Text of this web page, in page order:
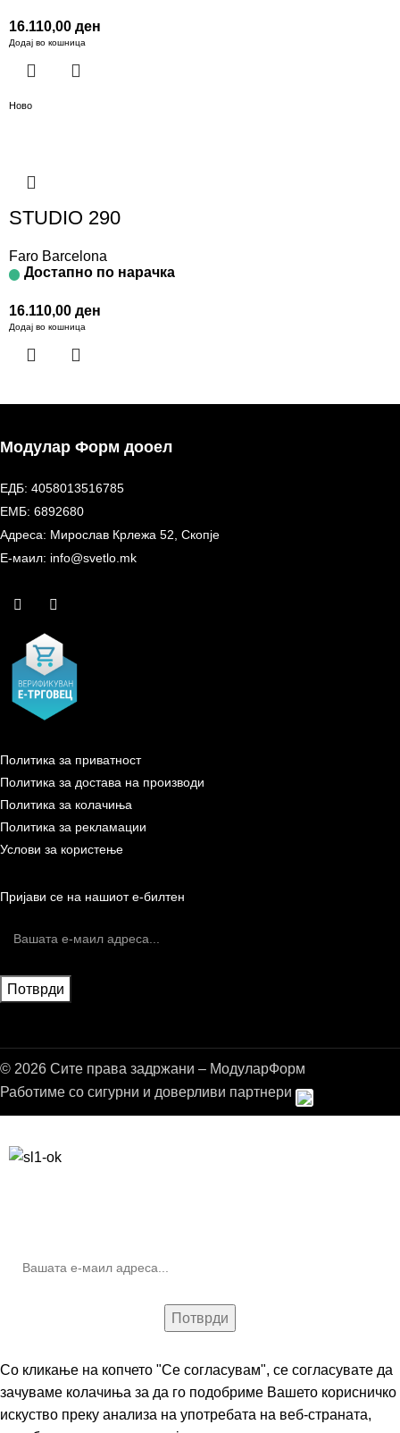
16.110,00 ден
Додај во кошница
Ново
STUDIO 290
Faro Barcelona
Достапно по нарачка
16.110,00 ден
Додај во кошница
Модулар Форм дооел
ЕДБ: 4058013516785
ЕМБ: 6892680
Адреса: Мирослав Крлежа 52, Скопје
Е-маил: info@svetlo.mk
Политика за приватност
Политика за достава на производи
Политика за колачиња
Политика за рекламации
Услови за користење
Пријави се на нашиот е-билтен
© 2026 Сите права задржани – МодуларФорм
Работиме со сигурни и доверливи партнери
Со кликање на копчето "Се согласувам", се согласувате да
зачуваме колачиња за да го подобриме Вашето корисничко
искуство преку анализа на употребата на веб-страната,